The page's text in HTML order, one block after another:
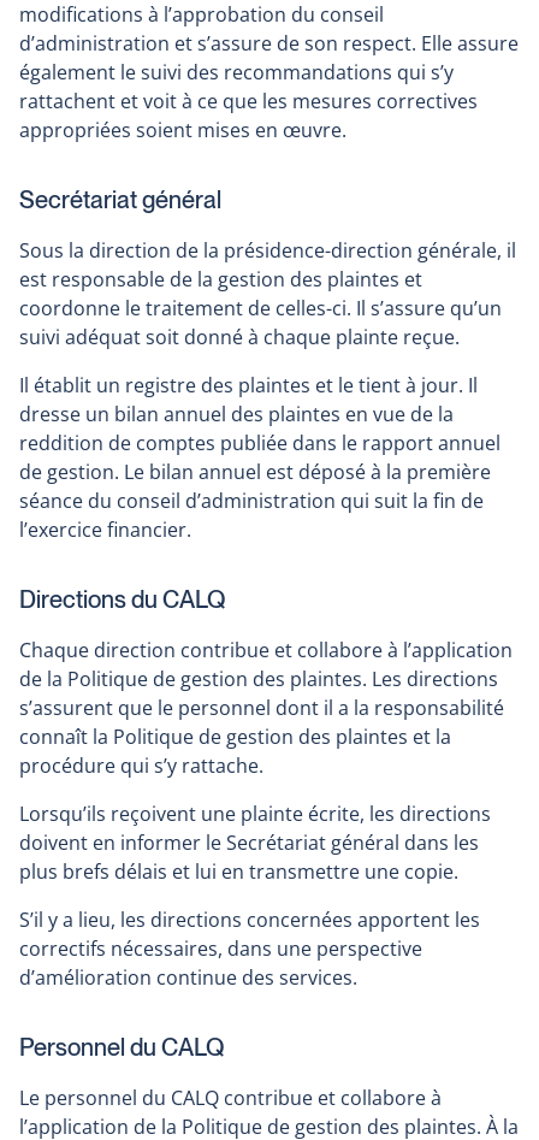
modifications à l’approbation du conseil
d’administration et s’assure de son respect. Elle assure
également le suivi des recommandations qui s’y
rattachent et voit à ce que les mesures correctives
appropriées soient mises en œuvre.
Secrétariat général
Sous la direction de la présidence-direction générale, il
est responsable de la gestion des plaintes et
coordonne le traitement de celles-ci. Il s’assure qu’un
suivi adéquat soit donné à chaque plainte reçue.
Il établit un registre des plaintes et le tient à jour. Il
dresse un bilan annuel des plaintes en vue de la
reddition de comptes publiée dans le rapport annuel
de gestion. Le bilan annuel est déposé à la première
séance du conseil d’administration qui suit la fin de
l’exercice financier.
Directions du CALQ
Chaque direction contribue et collabore à l’application
de la Politique de gestion des plaintes. Les directions
s’assurent que le personnel dont il a la responsabilité
connaît la Politique de gestion des plaintes et la
procédure qui s’y rattache.
Lorsqu’ils reçoivent une plainte écrite, les directions
doivent en informer le Secrétariat général dans les
plus brefs délais et lui en transmettre une copie.
S’il y a lieu, les directions concernées apportent les
correctifs nécessaires, dans une perspective
d’amélioration continue des services.
Personnel du CALQ
Le personnel du CALQ contribue et collabore à
l’application de la Politique de gestion des plaintes. À la